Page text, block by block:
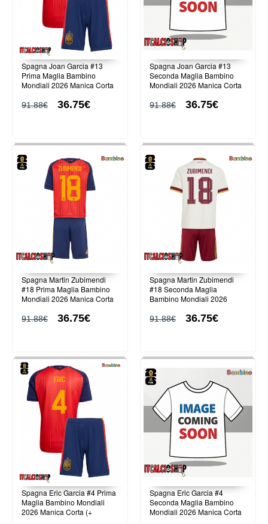
Spagna Joan Garcia #13
Prima Maglia Bambino
Mondiali 2026 Manica Corta
91.88€ 36.75€
Spagna Joan Garcia #13
Seconda Maglia Bambino
Mondiali 2026 Manica Corta
91.88€ 36.75€
Spagna Martin Zubimendi
#18 Prima Maglia Bambino
Mondiali 2026 Manica Corta
91.88€ 36.75€
Spagna Martin Zubimendi
#18 Seconda Maglia
Bambino Mondiali 2026
corti)
91.88€ 36.75€
Spagna Eric Garcia #4 Prima
Maglia Bambino Mondiali
2026 Manica Corta (+
Spagna Eric Garcia #4
Seconda Maglia Bambino
Mondiali 2026 Manica Corta